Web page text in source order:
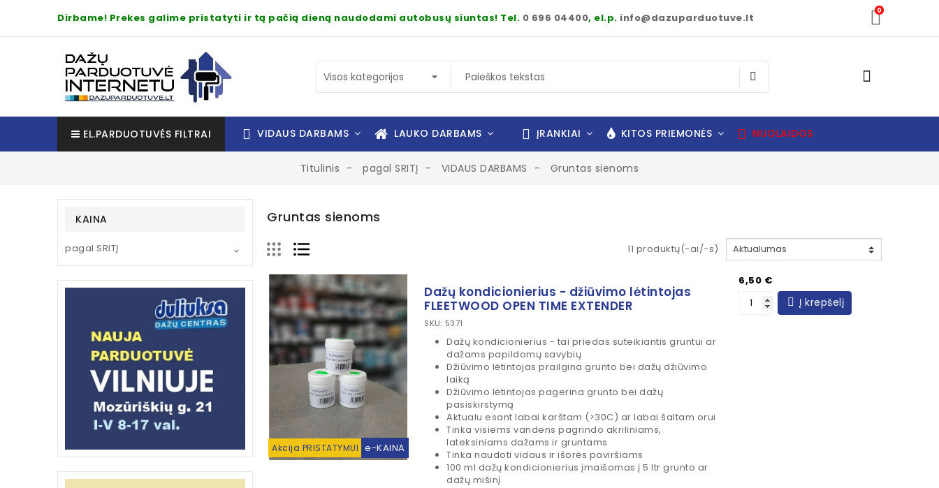
Dirbame! Prekes galime pristatyti ir tą pačią dieną naudodami autobusų siuntas! Tel. 0 696 04400, el.p. info@dazuparduotuve.lt
0
EL.PARDUOTUVĖS FILTRAI VIDAUS DARBAMS LAUKO DARBAMS ĮRANKIAI KITOS PRIEMONĖS NUOLAIDOS
Titulinis pagal SRITĮ VIDAUS DARBAMS Gruntas sienoms
KAINA
pagal SRITĮ 
Gruntas sienoms
11 produktų(-ai/-s)
Akcija PRISTATYMUI e-KAINA
Dažų kondicionierius - džiūvimo lėtintojas
FLEETWOOD OPEN TIME EXTENDER
SKU: 5371
Dažų kondicionierius - tai priedas suteikiantis gruntui ar
dažams papildomų savybių
Džiūvimo lėtintojas prailgina grunto bei dažų džiūvimo
laiką
Džiūvimo lėtintojas pagerina grunto bei dažų
pasiskirstymą
Aktualu esant labai karštam (>30C) ar labai šaltam orui
Tinka visiems vandens pagrindo akriliniams,
lateksiniams dažams ir gruntams
Tinka naudoti vidaus ir išorės paviršiams
100 ml dažų kondicionierius įmaišomas į 5 ltr grunto ar
dažų mišinį
Kaina
6,50 €
Į krepšelį